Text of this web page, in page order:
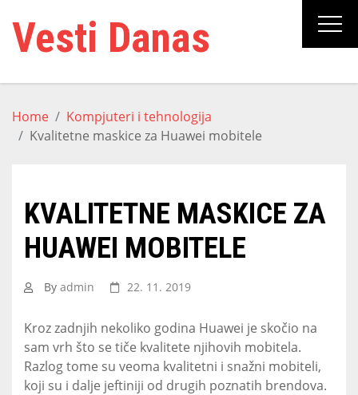
content
Vesti Danas
Home
Kompjuteri i tehnologija
Kvalitetne maskice za Huawei mobitele
KVALITETNE MASKICE ZA
HUAWEI MOBITELE
By admin 22. 11. 2019
Kroz zadnjih nekoliko godina Huawei je skočio na
sam vrh što se tiče kvalitete njihovih mobitela.
Razlog tome su veoma kvalitetni i snažni mobiteli,
koji su i dalje jeftiniji od drugih poznatih brendova.